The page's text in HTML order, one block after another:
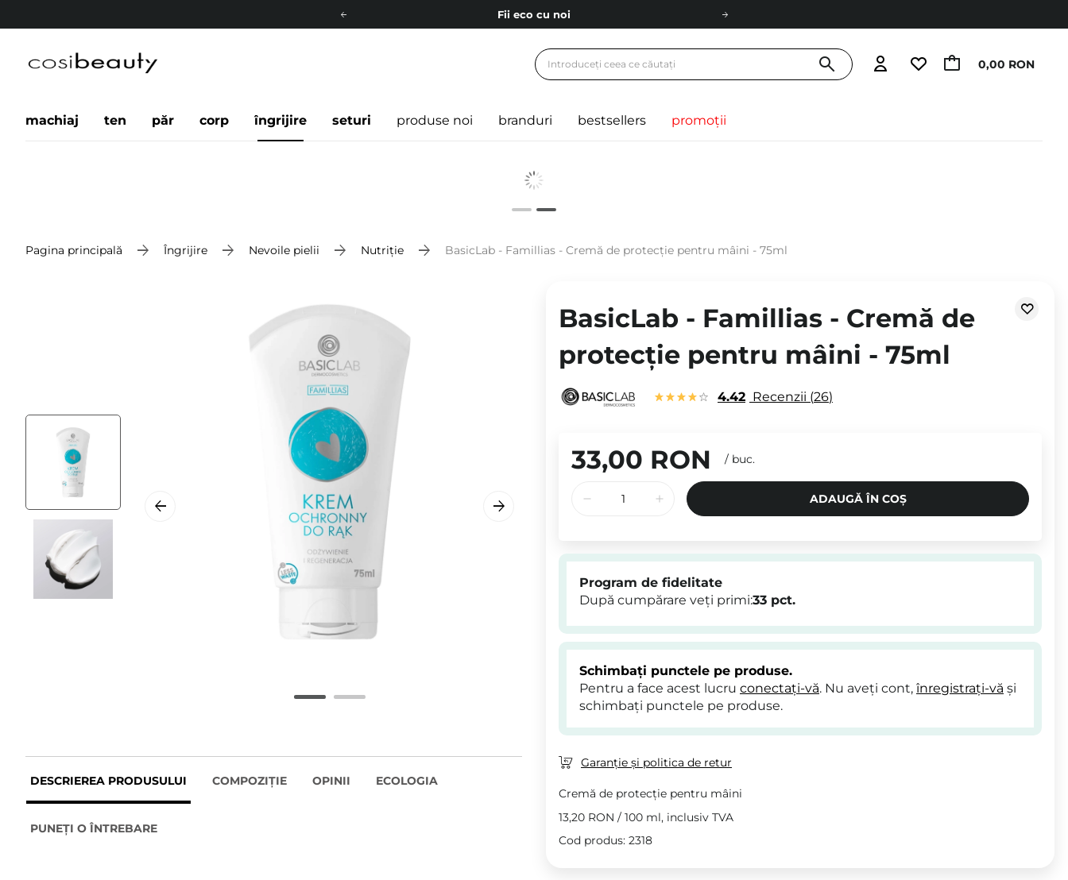
Fii eco cu noi
Livrare mai ieftină pentru comenzile de la 150 RON! 0,00 RON
machiaj ten păr corp îngrijire seturi produse noi branduri bestsellers promoții
Pagina principală Îngrijire Nevoile pielii Nutriție BasicLab - Famillias - Cremă de protecție pentru mâini - 75ml
DESCRIEREA PRODUSULUI COMPOZIȚIE OPINII ECOLOGIA
PUNEȚI O ÎNTREBARE
BasicLab - Famillias - Cremă de
protecție pentru mâini - 75ml
4.42 Recenzii 26
33,00 RON / buc.
ADAUGĂ ÎN COȘ
Program de fidelitate
După cumpărare veți primi:33 pct.
Schimbați punctele pe produse.
Pentru a face acest lucru conectați-vă. Nu aveți cont, înregistrați-vă și
schimbați punctele pe produse.
Garanție și politica de retur
Cremă de protecție pentru mâini
13,20 RON / 100 ml, inclusiv TVA
Cod produs: 2318